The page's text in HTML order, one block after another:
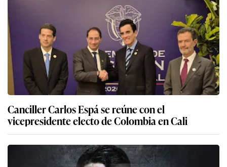
Canciller Carlos Espá se reúne con el
vicepresidente electo de Colombia en Cali